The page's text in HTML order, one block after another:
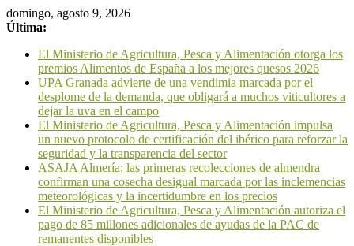
domingo, agosto 9, 2026
Última:
El Ministerio de Agricultura, Pesca y Alimentación otorga los
premios Alimentos de España a los mejores quesos 2026
UPA Granada advierte de una vendimia marcada por el
desplome de la demanda, que obligará a muchos viticultores a
dejar la uva en el campo
El Ministerio de Agricultura, Pesca y Alimentación impulsa
un nuevo protocolo de certificación del ibérico para reforzar la
seguridad y la transparencia del sector
ASAJA Almería: las primeras recolecciones de almendra
confirman una cosecha desigual marcada por las inclemencias
meteorológicas y la incertidumbre en los precios
El Ministerio de Agricultura, Pesca y Alimentación autoriza el
pago de 85 millones adicionales de ayudas de la PAC de
remanentes disponibles